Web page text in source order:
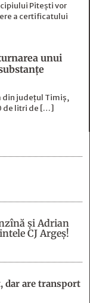
Pitești vor
a certificatului
unui
din județul Timiș,
de litri de […]
şi Adrian
CJ Argeş!
dar are transport